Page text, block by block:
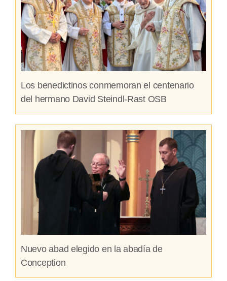
Los benedictinos conmemoran el centenario
del hermano David Steindl-Rast OSB
Nuevo abad elegido en la abadía de
Conception